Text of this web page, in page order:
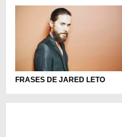
FRASES DE JARED LETO